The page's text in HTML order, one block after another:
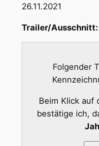
26.11.2021
Trailer/Ausschnitt:
Folgender
Beim Klick auf
bestätige ich,